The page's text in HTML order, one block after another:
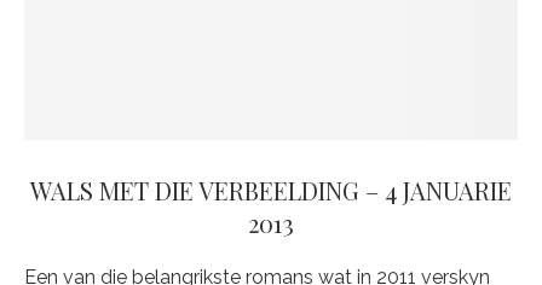
WALS MET DIE VERBEELDING – 4 JANUARIE
2013
Een van die belangrikste romans wat in 2011 verskyn